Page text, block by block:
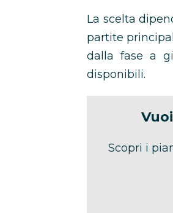
La scelta
partite
dalla fase a
disponibili.
Scopri i